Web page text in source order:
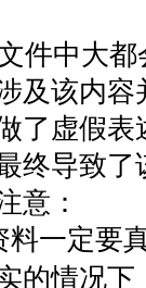
件中大
及该内
了虚假
终导致
意：
料一定要
的情况